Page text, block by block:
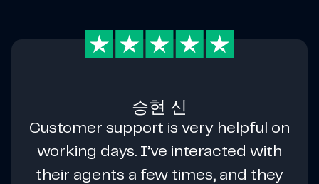
승현 신
Customer support is very helpful on
working days. I’ve interacted with
their agents a few times, and they